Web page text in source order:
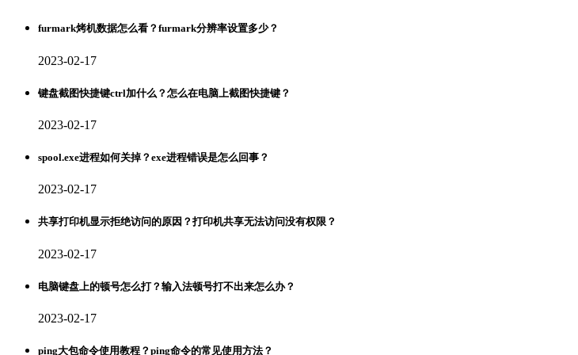
furmark烤机数据怎么看？furmark分辨率设置多少？
2023-02-17
键盘截图快捷键ctrl加什么？怎么在电脑上截图快捷键？
2023-02-17
spool.exe进程如何关掉？exe进程错误是怎么回事？
2023-02-17
共享打印机显示拒绝访问的原因？打印机共享无法访问没有权限？
2023-02-17
电脑键盘上的顿号怎么打？输入法顿号打不出来怎么办？
2023-02-17
ping大包命令使用教程？ping命令的常见使用方法？